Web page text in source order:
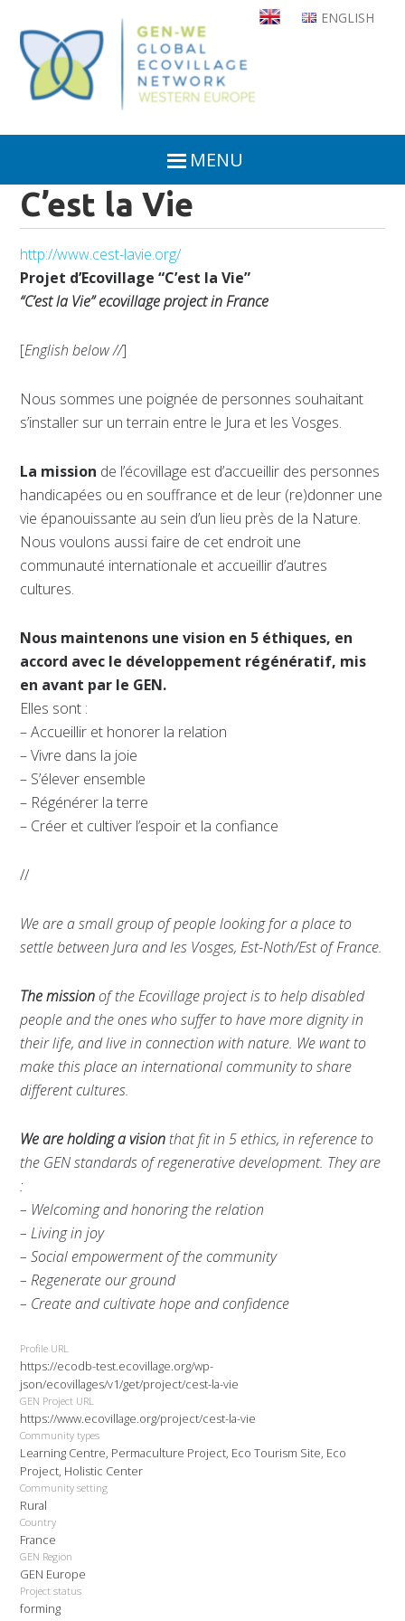
main
content
ENGLISH
MENU
C’est la Vie
http://www.cest-lavie.org/
Projet d’Ecovillage “C’est la Vie”
“C’est la Vie” ecovillage project in France
[English below //]
Nous sommes une poignée de personnes souhaitant
s’installer sur un terrain entre le Jura et les Vosges.
La mission de l’écovillage est d’accueillir des personnes
handicapées ou en souffrance et de leur (re)donner une
vie épanouissante au sein d’un lieu près de la Nature.
Nous voulons aussi faire de cet endroit une
communauté internationale et accueillir d’autres
cultures.
Nous maintenons une vision en 5 éthiques, en
accord avec le développement régénératif, mis
en avant par le GEN.
Elles sont :
– Accueillir et honorer la relation
– Vivre dans la joie
– S’élever ensemble
– Régénérer la terre
– Créer et cultiver l’espoir et la confiance
//
We are a small group of people looking for a place to
settle between Jura and les Vosges, Est-Noth/Est of France.
The missionof the Ecovillage project is to help disabled
people and the ones who suffer to have more dignity in
their life, and live in connection with nature. We want to
make this place an international community to share
different cultures.
We are holding a vision that fit in 5 ethics, in reference to
the GEN standards of regenerative development. They are
:
– Welcoming and honoring the relation
– Living in joy
– Social empowerment of the community
– Regenerate our ground
– Create and cultivate hope and confidence
Profile URL
https://ecodb-test.ecovillage.org/wp-
json/ecovillages/v1/get/project/cest-la-vie
GEN Project URL
https://www.ecovillage.org/project/cest-la-vie
Community types
Learning Centre, Permaculture Project, Eco Tourism Site, Eco
Project, Holistic Center
Community setting
Rural
Country
France
GEN Region
GEN Europe
Project status
forming